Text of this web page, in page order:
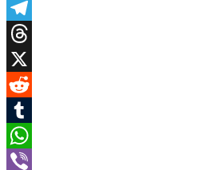
Email
Telegram
Threads
X
Reddit
Tumblr
WhatsApp